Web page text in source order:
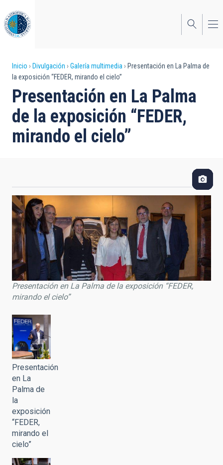
al
contenido
principal
Sobrescribir
enlaces
de
ayuda
a
Inicio Divulgación Galería multimedia
Presentación en La Palma de
la exposición “FEDER, mirando el cielo”
Presentación en La Palma
de la exposición “FEDER,
mirando el cielo”
Presentación en La Palma de la exposición “FEDER,
mirando el cielo”
Presentación
en La
Palma de
la
exposición
“FEDER,
mirando el
cielo”